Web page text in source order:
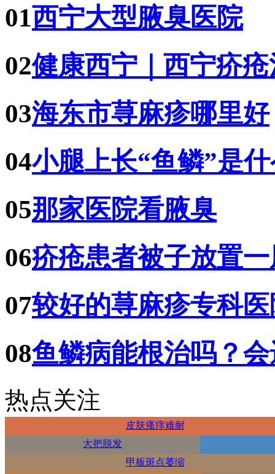
01西宁大型腋臭医院
02健康西宁｜西宁疥
03海东市荨麻疹哪里好
04小腿上长“鱼鳞”是
05那家医院看腋臭
06疥疮患者被子放置
07较好的荨麻疹专科
08鱼鳞病能根治吗？
热点关注
皮肤瘙痒难耐
大把脱发
甲板斑点萎缩